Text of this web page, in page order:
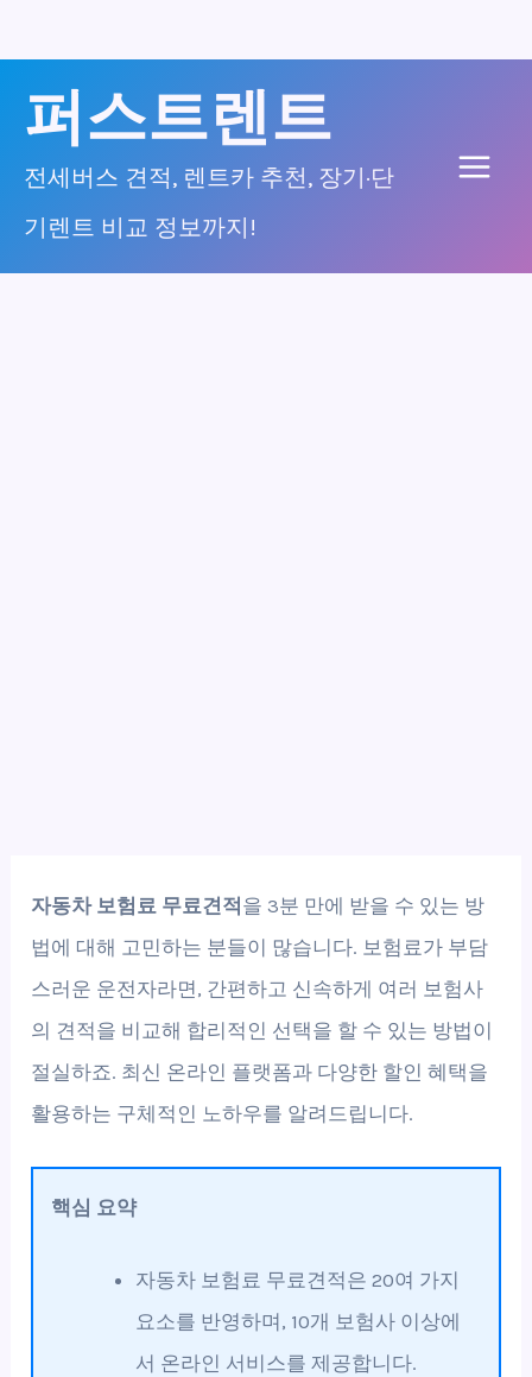
너
퍼스트렌트
전세버스 견적, 렌트카 추천, 장기·단
기렌트 비교 정보까지!
자동차 보험료 무료견적 을 3분 만에 받을 수 있는 방
법에 대해 고민하는 분들이 많습니다. 보험료가 부담
스러운 운전자라면, 간편하고 신속하게 여러 보험사
의 견적을 비교해 합리적인 선택을 할 수 있는 방법이
절실하죠. 최신 온라인 플랫폼과 다양한 할인 혜택을
활용하는 구체적인 노하우를 알려드립니다.
핵심 요약
자동차 보험료 무료견적은 20여 가지
요소를 반영하며, 10개 보험사 이상에
서 온라인 서비스를 제공합니다.